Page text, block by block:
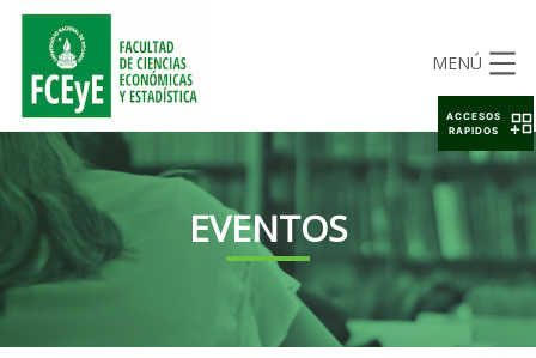
MENÚ
EVENTOS
ACCESOS
RAPIDOS